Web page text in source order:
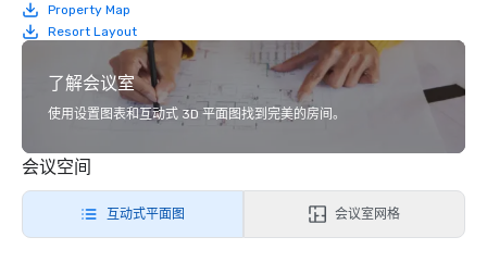
Property Map
Resort Layout
了解会议室
使用设置图表和互动式 3D 平面图找到完美的房间。
会议空间
互动式平面图 会议室网格